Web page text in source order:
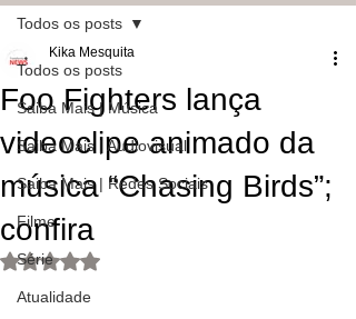
Todos os posts
Saiba Mais | Música
Saiba Mais | Audiovisual
Saiba Mais | Redes Sociais
Filme
Série
Atualidade
Todos os posts
Foo Fighters lança
videoclipe animado da
música “Chasing Birds”;
confira
Kika Mesquita
Avaliado com NaN de 5 estrelas.